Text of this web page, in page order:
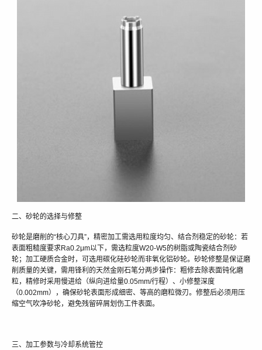
二、砂轮的选择与修整
砂轮是磨削的“核心刀具”，精密加工需选用粒度均匀、结合剂稳定的砂轮：若
表面粗糙度要求Ra0.2μm以下，需选粒度W20-W5的树脂或陶瓷结合剂砂
轮；加工硬质合金时，可选用碳化硅砂轮而非氧化铝砂轮。砂轮修整是保证磨
削质量的关键，需用锋利的天然金刚石笔分两步操作：粗修去除表面钝化磨
粒，精修时采用慢进给（纵向进给量0.05mm/行程）、小修整深度
（0.002mm），确保砂轮表面形成细密、等高的磨粒微刃。修整后必须用压
缩空气吹净砂轮，避免残留碎屑划伤工件表面。
三、加工参数与冷却系统管控